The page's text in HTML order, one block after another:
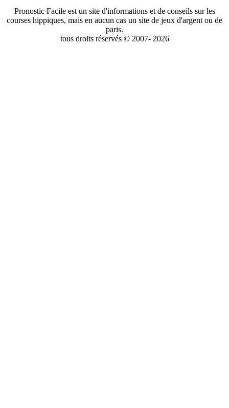
Pronostic Facile est un site d'informations et de conseils sur les
courses hippiques, mais en aucun cas un site de jeux d'argent ou de
paris.
tous droits réservés © 2007- 2026